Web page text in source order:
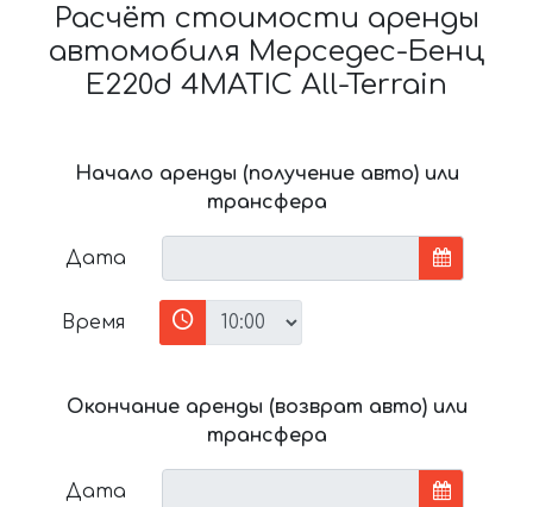
Расчёт стоимости аренды
автомобиля Мерседес-Бенц
E220d 4MATIC All-Terrain
Начало аренды (получение авто) или
трансфера
Дата
Время
Окончание аренды (возврат авто) или
трансфера
Дата